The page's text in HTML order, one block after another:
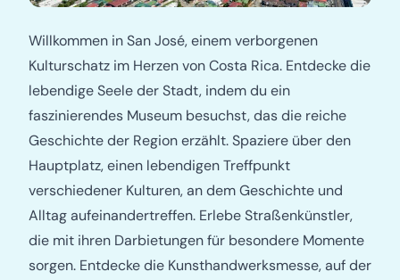
Willkommen in San José, einem verborgenen
Kulturschatz im Herzen von Costa Rica. Entdecke die
lebendige Seele der Stadt, indem du ein
faszinierendes Museum besuchst, das die reiche
Geschichte der Region erzählt. Spaziere über den
Hauptplatz, einen lebendigen Treffpunkt
verschiedener Kulturen, an dem Geschichte und
Alltag aufeinandertreffen. Erlebe Straßenkünstler,
die mit ihren Darbietungen für besondere Momente
sorgen. Entdecke die Kunsthandwerksmesse, auf der